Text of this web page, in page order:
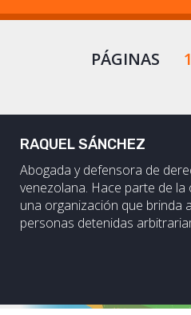
PÁGINAS 1
RAQUEL SÁNCHEZ
Abogada y defensora de
venezolana. Hace parte de
una organización que brinda
personas detenidas